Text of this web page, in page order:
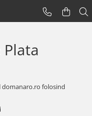
domanaro.ro folosind